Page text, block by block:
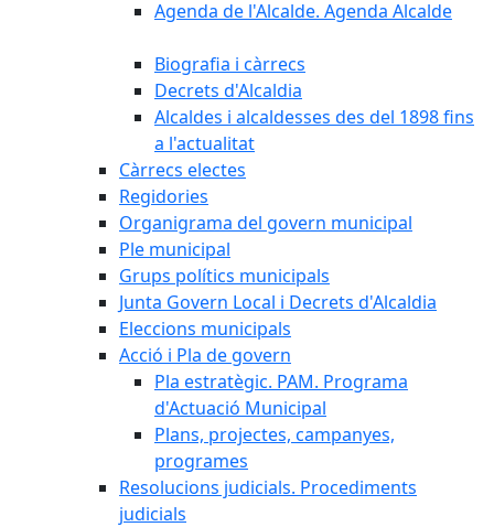
Agenda de l'Alcalde. Agenda Alcalde
Biografia i càrrecs
Decrets d'Alcaldia
Alcaldes i alcaldesses des del 1898 fins
a l'actualitat
Càrrecs electes
Regidories
Organigrama del govern municipal
Ple municipal
Grups polítics municipals
Junta Govern Local i Decrets d'Alcaldia
Eleccions municipals
Acció i Pla de govern
Pla estratègic. PAM. Programa
d'Actuació Municipal
Plans, projectes, campanyes,
programes
Resolucions judicials. Procediments
judicials